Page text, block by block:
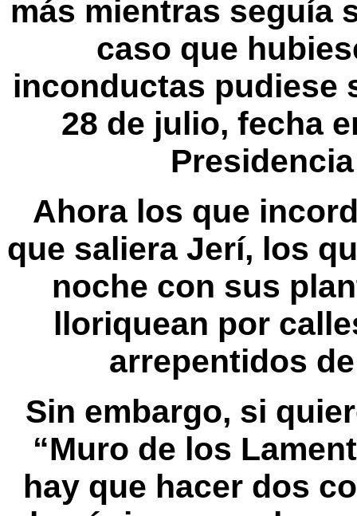
más mientras seguía
caso que
inconductas pudiese
28 de julio, fecha
Ahora los que
que saliera Jerí, los
noche con sus
lloriquean por
arrepentidos
Sin embargo, si
“Muro de los
hay que hacer dos